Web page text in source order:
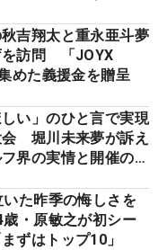
吉翔太と重永亜斗夢
を訪問 「JOYX
めた義援金を贈呈
しい」のひと言で実現
会 堀川未来夢が訴え
界の実情と開催の舞
た昨季の悔しさを
・原敏之が初シー
ずはトップ10」